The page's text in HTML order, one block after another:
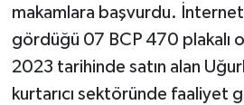
makamlara başvurdu. İnternet
gördüğü 07 BCP 470 plakalı
2023 tarihinde satın alan
kurtarıcı sektöründe faaliyet